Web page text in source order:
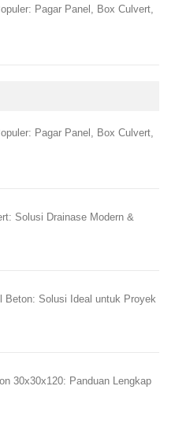
Pagar Panel, Box Culvert,
Pagar Panel, Box Culvert,
Solusi Drainase Modern &
Beton: Solusi Ideal untuk Proyek
30x30x120: Panduan Lengkap